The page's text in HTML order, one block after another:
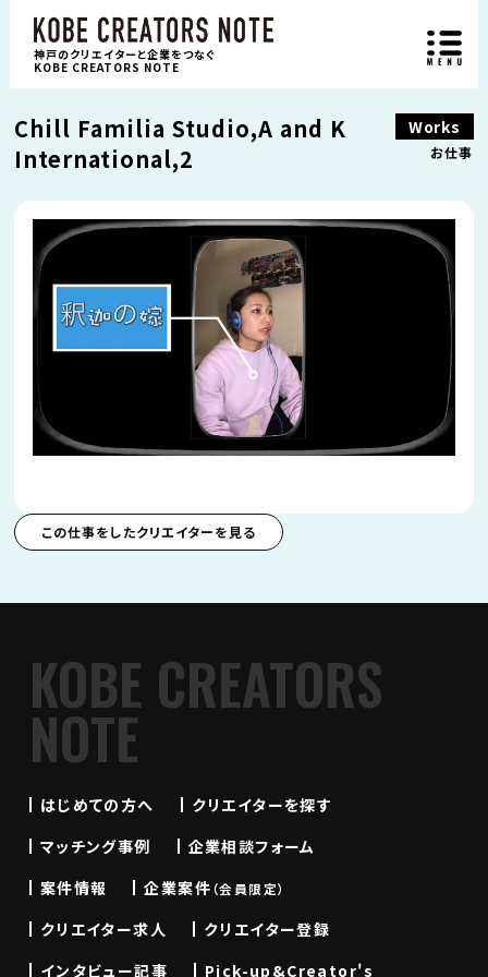
神戸のクリエイターと企業をつなぐ
KOBE CREATORS NOTE
Works
お仕事
Chill Familia Studio,A and K
International,2
この仕事をしたクリエイターを見る
KOBE CREATORS
NOTE
はじめての方へ
クリエイターを探す
マッチング事例
企業相談フォーム
案件情報
企業案件（会員限定）
クリエイター求人
クリエイター登録
インタビュー記事
Pick-up&Creator's